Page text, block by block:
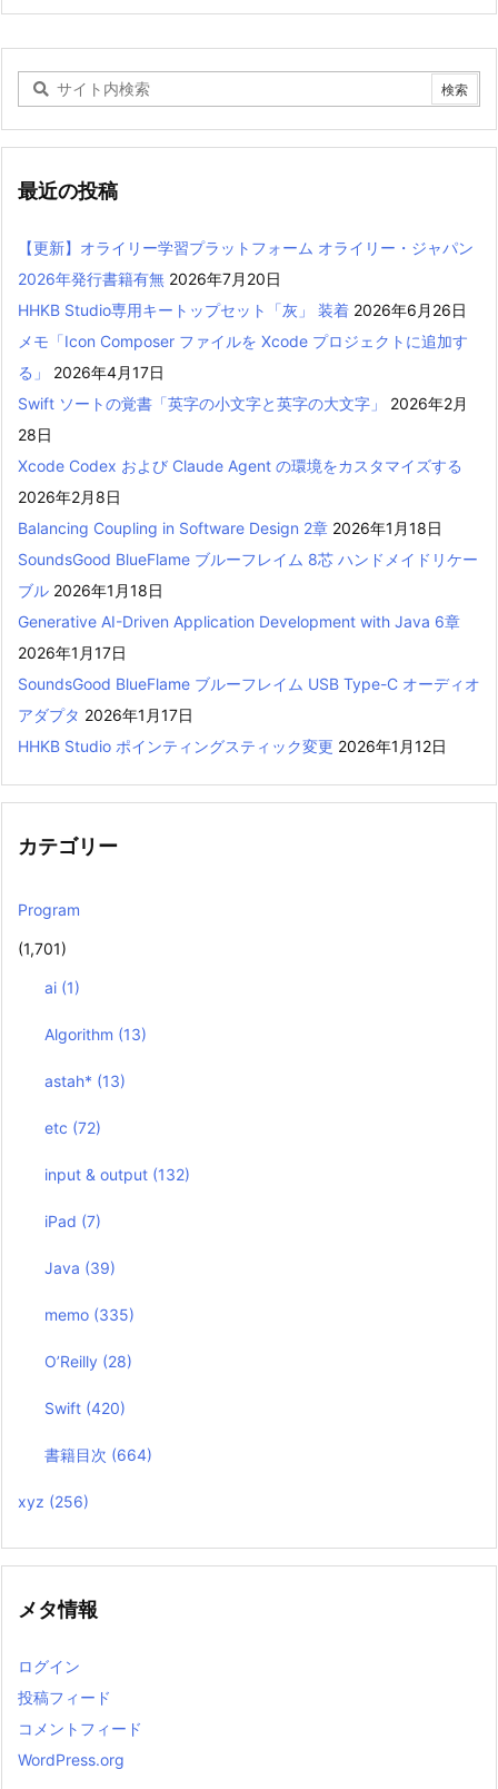
最近の投稿
【更新】オライリー学習プラットフォーム オライリー・ジャパン
2026年発行書籍有無 2026年7月20日
HHKB Studio専用キートップセット「灰」 装着 2026年6月26日
メモ「Icon Composer ファイルを Xcode プロジェクトに追加す
る」
2026年4月17日
Swift ソートの覚書「英字の小文字と英字の大文字」
2026年2月
28日
Xcode Codex および Claude Agent の環境をカスタマイズする
2026年2月8日
Balancing Coupling in Software Design 2章 2026年1月18日
SoundsGood BlueFlame ブルーフレイム 8芯 ハンドメイドリケー
ブル 2026年1月18日
Generative AI-Driven Application Development with Java 6章
2026年1月17日
SoundsGood BlueFlame ブルーフレイム USB Type-C オーディオ
アダプタ 2026年1月17日
HHKB Studio ポインティングスティック変更 2026年1月12日
カテゴリー
Program
(1,701)
ai (1)
Algorithm (13)
astah* (13)
etc (72)
input & output (132)
iPad (7)
Java (39)
memo (335)
O’Reilly (28)
Swift (420)
書籍目次 (664)
xyz (256)
メタ情報
ログイン
投稿フィード
コメントフィード
WordPress.org